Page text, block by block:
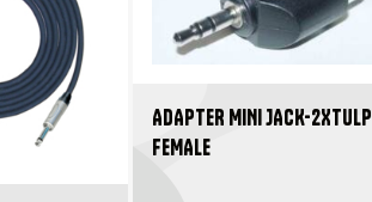
ADAPTER MINI JACK-2XTULP
FEMALE